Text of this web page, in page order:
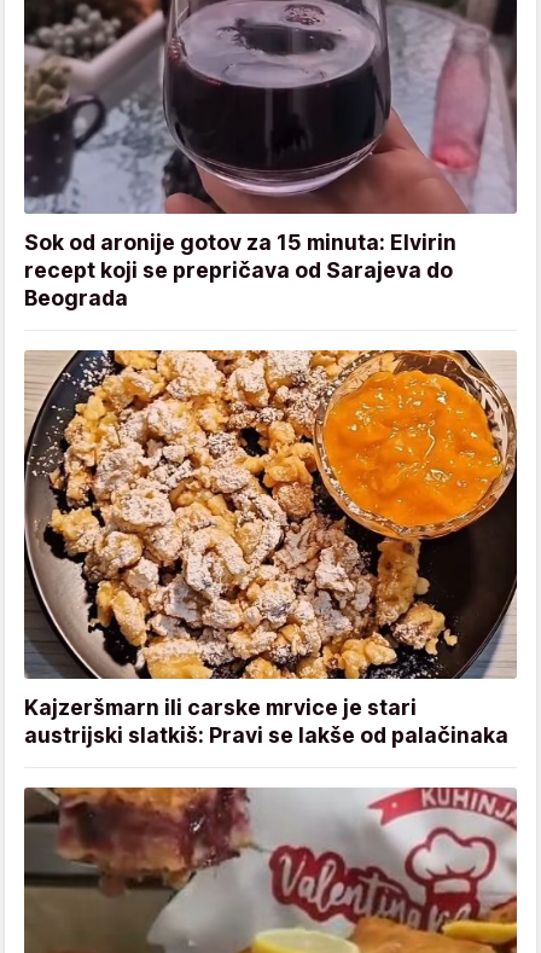
Sok od aronije gotov za 15 minuta: Elvirin
recept koji se prepričava od Sarajeva do
Beograda
Kajzeršmarn ili carske mrvice je stari
austrijski slatkiš: Pravi se lakše od palačinaka